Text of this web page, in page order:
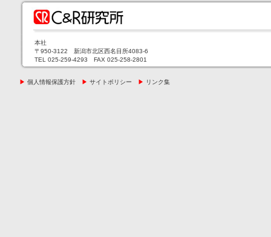
本社
〒950-3122 新潟市北区西名目所4083-6
TEL 025-259-4293 FAX 025-258-2801
▶ 個人情報保護方針 ▶ サイトポリシー ▶ リンク集